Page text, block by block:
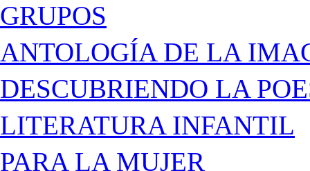
GRUPOS
ANTOLOGÍA DE LA
DESCUBRIENDO LA
LITERATURA INFANTIL
PARA LA MUJER